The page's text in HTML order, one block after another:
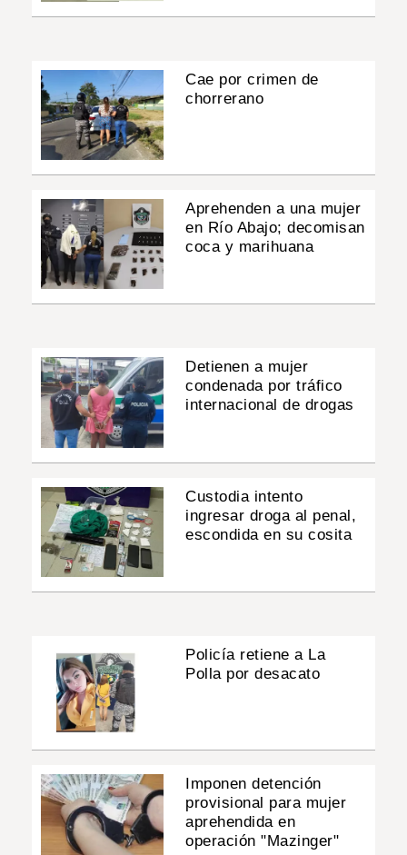
Cae por crimen de
chorrerano
Aprehenden a una mujer
en Río Abajo; decomisan
coca y marihuana
Detienen a mujer
condenada por tráfico
internacional de drogas
Custodia intento
ingresar droga al penal,
escondida en su cosita
Policía retiene a La
Polla por desacato
Imponen detención
provisional para mujer
aprehendida en
operación "Mazinger"